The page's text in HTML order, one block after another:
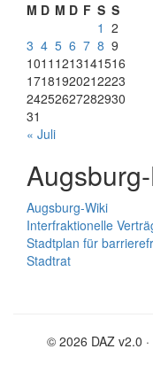
M D M D F S S
1 2
3 4 5 6 7 8 9
1011 1213141516
17181920212223
24252627282930
31
« Juli
Augsburg-Wiki
Interfraktionelle
Stadtplan für
Stadtrat
© 2026 DAZ v2.0 ·